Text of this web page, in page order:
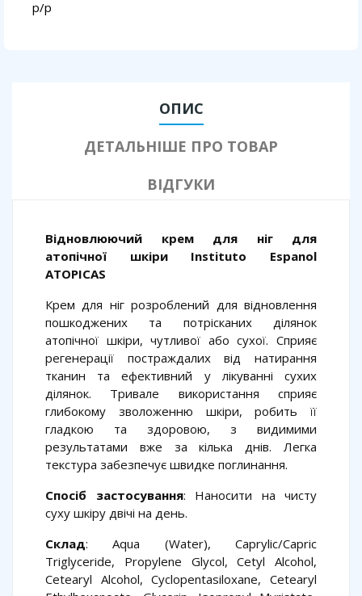
p/p
ОПИС
ДЕТАЛЬНІШЕ ПРО ТОВАР
ВІДГУКИ
Відновлюючий крем для ніг для
атопічної шкіри Instituto Espanol
ATOPICAS
Крем для ніг розроблений для відновлення
пошкоджених та потрісканих ділянок
атопічної шкіри, чутливої або сухої. Сприяє
регенерації постраждалих від натирання
тканин та ефективний у лікуванні сухих
ділянок. Тривале використання сприяє
глибокому зволоженню шкіри, робить її
гладкою та здоровою, з видимими
результатами вже за кілька днів. Легка
текстура забезпечує швидке поглинання.
Спосіб застосування: Наносити на чисту
суху шкіру двічі на день.
Склад: Aqua (Water), Caprylic/Capric
Triglyceride, Propylene Glycol, Cetyl Alcohol,
Cetearyl Alcohol, Cyclopentasiloxane, Cetearyl